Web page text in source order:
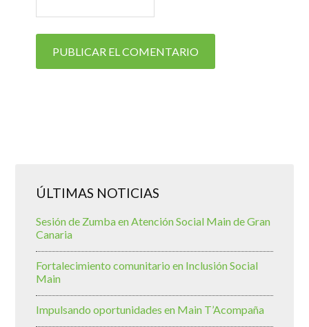
ÚLTIMAS NOTICIAS
Sesión de Zumba en Atención Social Main de Gran
Canaria
Fortalecimiento comunitario en Inclusión Social
Main
Impulsando oportunidades en Main T’Acompaña